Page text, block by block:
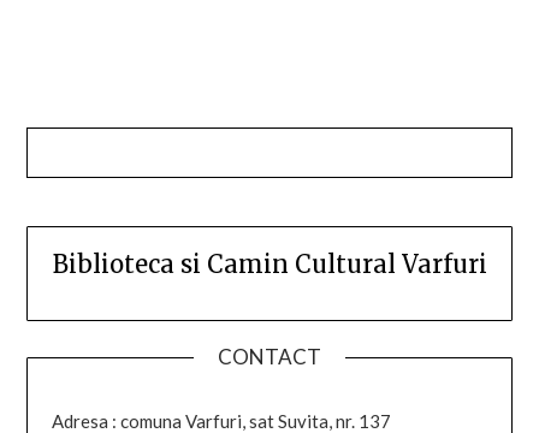
Biblioteca si Camin Cultural Varfuri
CONTACT
Adresa : comuna Varfuri, sat Suvita, nr. 137